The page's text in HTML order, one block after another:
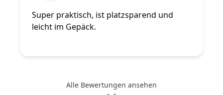
Super praktisch, ist platzsparend und
leicht im Gepäck.
Alle Bewertungen ansehen